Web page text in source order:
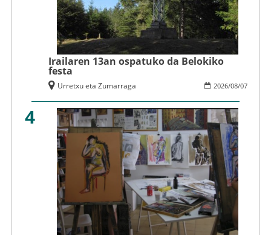
Irailaren 13an ospatuko da Belokiko
festa
2026/08/07
Urretxu eta Zumarraga
4